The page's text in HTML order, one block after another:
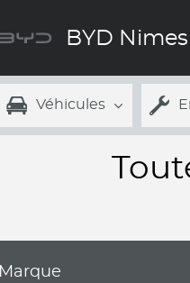
BYD Nimes
Véhicules
Marque